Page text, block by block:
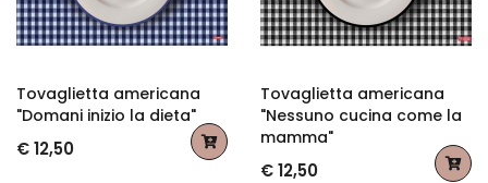
Tovaglietta americana
"Domani inizio la dieta"
€ 12,50
Tovaglietta americana
"Nessuno cucina come la
mamma"
€ 12,50